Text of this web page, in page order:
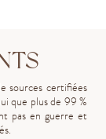
sources certifiées
que plus de 99 %
pas en guerre et